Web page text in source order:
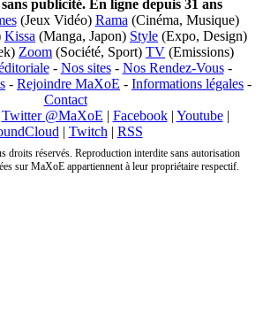
publicité. En ligne depuis 31 ans
(Jeux Vidéo) Rama (Cinéma, Musique)
Kissa (Manga, Japon) Style (Expo, Design)
Zoom (Société, Sport) TV (Emissions)
- Nos sites- Nos Rendez-Vous-
- Rejoindre MaXoE - Informations légales -
Contact
Twitter @MaXoE | Facebook| Youtube|
| Twitch | RSS
réservés. Reproduction interdite sans autorisation
sur MaXoE appartiennent à leur propriétaire respectif.